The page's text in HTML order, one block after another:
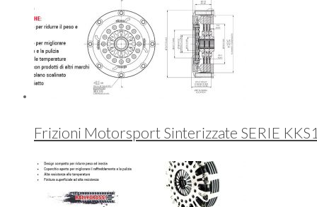
Frizioni Motorsport Sinterizzate SERIE